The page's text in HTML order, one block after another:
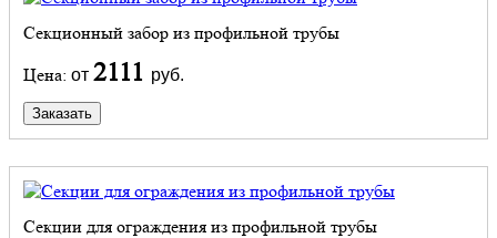
Секционный забор из профильной трубы
Цена: от 2111 руб.
Заказать
Секции для ограждения из профильной трубы